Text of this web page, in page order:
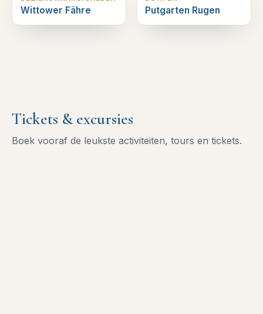
Wittower Fähre Putgarten Rugen
Tickets & excursies
Boek vooraf de leukste activiteiten, tours en tickets.